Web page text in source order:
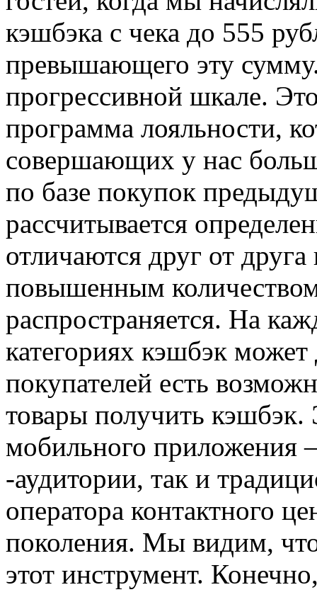
кэшбэка с чека до 555
превышающего эту
прогрессивной шкале.
программа лояльности,
совершающих у нас
по базе покупок
рассчитывается
отличаются друг от
повышенным
распространяется. На
категориях кэшбэк
покупателей есть
товары получить кэшбэк.
мобильного приложения
-аудитории, так и
оператора контактного
поколения. Мы видим, что
этот инструмент.